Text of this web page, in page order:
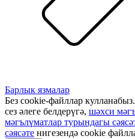
Барлык язмалар
Без cookie-файллар
сез әлеге белдерүгә, шәхси
мәгълүматлар турындагы
сәясәте нигезендә cookie